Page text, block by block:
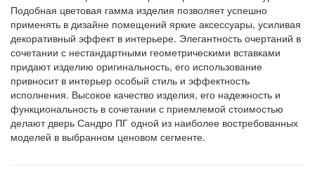
Подобная цветовая гамма изделия позволяет успешно
применять в дизайне помещений яркие аксессуары, усиливая
декоративный эффект в интерьере. Элегантность очертаний в
сочетании с нестандартными геометрическими вставками
придают изделию оригинальность, его использование
привносит в интерьер особый стиль и эффектность
исполнения. Высокое качество изделия, его надежность и
функциональность в сочетании с приемлемой стоимостью
делают дверь Сандро ПГ одной из наиболее востребованных
моделей в выбранном ценовом сегменте.